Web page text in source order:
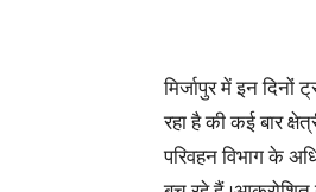
मिर्जापुर में इन
रहा है की कई बार
परिवहन विभाग के